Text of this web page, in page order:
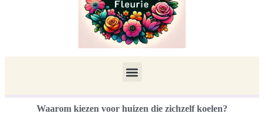
Waarom kiezen voor huizen die zichzelf koelen?